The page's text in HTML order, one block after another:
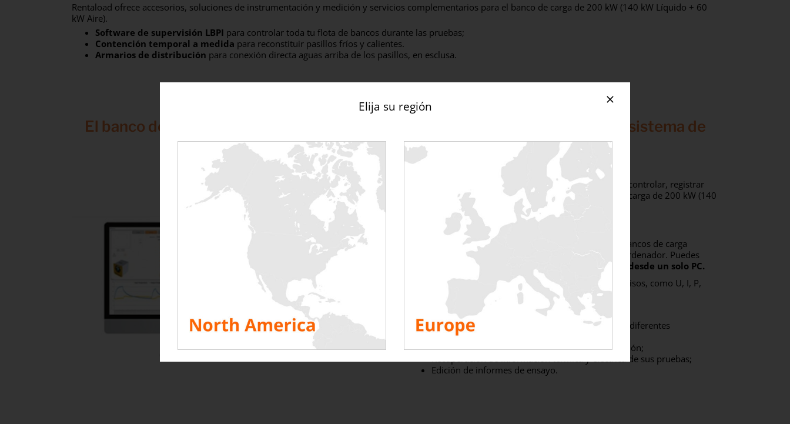
Rentaload ofrece accesorios, soluciones de instrumentación y medición y servicios complementarios para el banco de carga de 200 kW (140 kW Líquido + 60
kW Aire).
Software de supervisión LBPI para controlar toda tu flota de bancos durante las pruebas;
Contención temporal a medida para reconstituir pasillos fríos y calientes.
Armarios de distribución para conexión directa aguas arriba de los pasillos, en esclusa.
El banco de carga inteligente de 200 kW (140 kW Líquido + 60 kW Aire) y su sistema de
control remoto
Rentaload ofrece el software de supervisión LBPI para controlar, registrar
datos y elaborar informes de pruebas con el banco de carga de 200 kW (140
kW Líquido + 60 kW Aire).
La solución de monitorización LBPI
El software LBPI te permite controlar toda la flota de bancos de carga
conectados desplegados in situ, a través de un único ordenador. Puedes
controlar hasta 100 bancos de carga al mismo tiempo
desde un solo PC.
También puedesrecoger datosextremadamente precisos, como U, I, P,
Líquido ΔT, Líquido ΔP, durante las pruebas.
Supervisión también significa :
Programación de pruebas hasta 72 horas (según diferentes
escenarios);
Trazado en tiempo real de las curvas de supervisión;
Recuperación de información térmica y eléctrica de sus pruebas;
Edición de informes de ensayo.
Elija su región